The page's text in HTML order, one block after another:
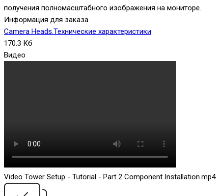
получения полномасштабного изображения на мониторе.
Информация для заказа
Camera Heads.Технические характеристики
170.3 Кб
Видео
Video Tower Setup - Tutorial - Part 2 Component Installation.mp4